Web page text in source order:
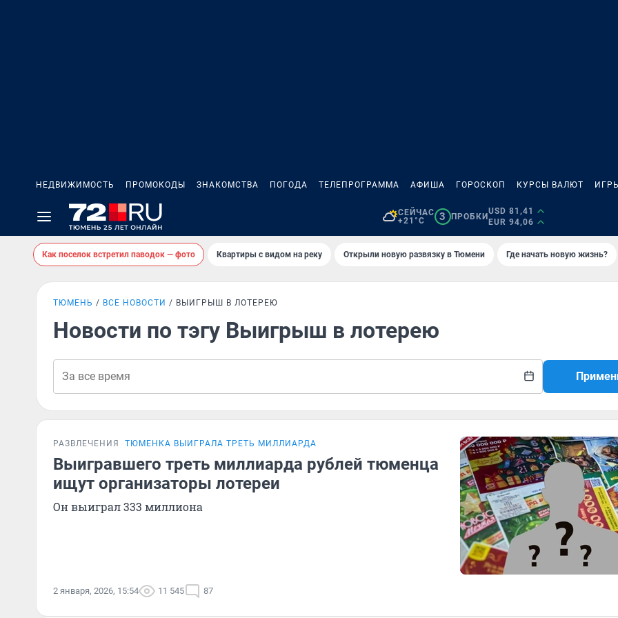
НЕДВИЖИМОСТЬ ПРОМОКОДЫ ЗНАКОМСТВА ПОГОДА ТЕЛЕПРОГРАММА АФИША ГОРОСКОП КУРСЫ ВАЛЮТ
СЕЙЧАС
+21°C
3 ПРОБКИ
USD 81,41
EUR 94,06
Как поселок встретил паводок — фото Квартиры с видом на реку Открыли новую развязку в Тюмени Где начать новую жизнь?
ТЮМЕНЬ ВСЕ НОВОСТИ ВЫИГРЫШ В ЛОТЕРЕЮ
Новости по тэгу Выигрыш в лотерею
РАЗВЛЕЧЕНИЯ ТЮМЕНКА ВЫИГРАЛА ТРЕТЬ МИЛЛИАРДА
Выигравшего треть миллиарда рублей тюменца
ищут организаторы лотереи
Он выиграл 333 миллиона
2 января, 2026, 15:54 11 545 87